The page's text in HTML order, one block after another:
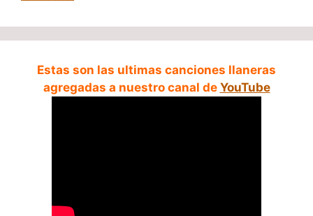
Estas son las ultimas canciones llaneras
agregadas a nuestro canal de YouTube